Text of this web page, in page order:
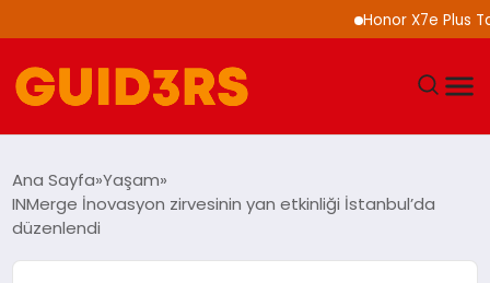
Honor X7e Plus
YAŞAM
Ana Sayfa Yaşam
INMerge İnovasyon zirvesinin yan etkinliği İstanbul’da
düzenlendi